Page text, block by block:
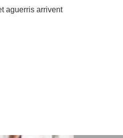
aguerris arrivent